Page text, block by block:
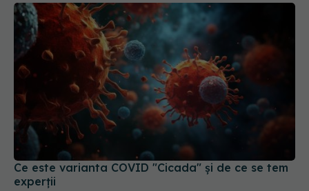
Ce este varianta COVID "Cicada" și de ce se tem
experții